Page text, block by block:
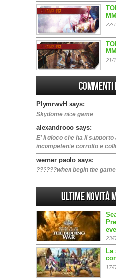
22/
21/
Commenti
PIymrwvH says:
Skydome nice game
alexandrooo says:
E' il gioco che ha il supporto
incompetente corrotto e
werner paolo says:
??????when begin the game
Ultime Novità
23/
La
17/